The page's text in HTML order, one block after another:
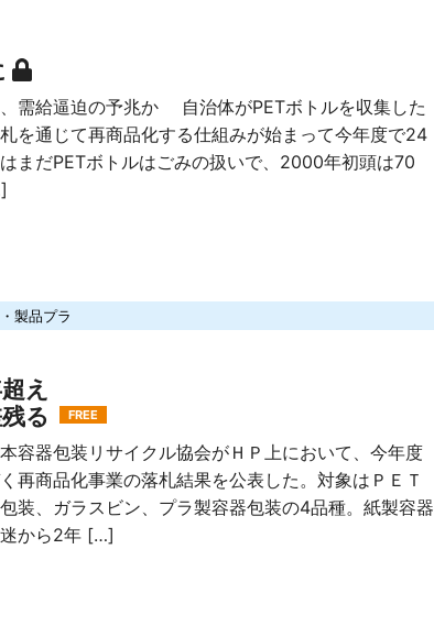
需給逼迫の予兆か 自治体がPETボトルを収集した
を通じて再商品化する仕組みが始まって今年度で24
まだPETボトルはごみの扱いで、2000年初頭は70
製品プラ
え
る
FREE
容器包装リサイクル協会がＨＰ上において、今年度
再商品化事業の落札結果を公表した。対象はＰＥＴ
装、ガラスビン、プラ製容器包装の4品種。紙製容器
から2年 […]